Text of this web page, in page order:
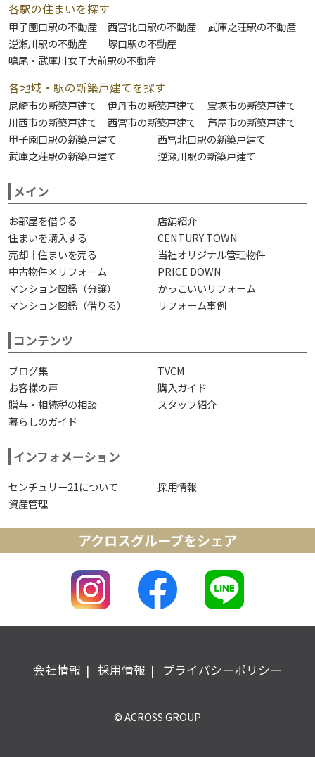
各駅の住まいを探す
甲子園口駅の不動産 西宮北口駅の不動産
武庫之荘駅の不動産
逆瀬川駅の不動産
塚口駅の不動産
鳴尾・武庫川女子大前駅の不動産
各地域・駅の新築戸建てを探す
尼崎市の新築戸建て 伊丹市の新築戸建て
宝塚市の新築戸建て
川西市の新築戸建て
西宮市の新築戸建て
芦屋市の新築戸建て
甲子園口駅の新築戸建て
西宮北口駅の新築戸建て
武庫之荘駅の新築戸建て
逆瀬川駅の新築戸建て
メイン
お部屋を借りる
店舗紹介
住まいを購入する
CENTURY TOWN
売却｜住まいを売る
当社オリジナル管理物件
中古物件×リフォーム
PRICE DOWN
マンション図鑑（分譲）
かっこいいリフォーム
マンション図鑑（借りる）
リフォーム事例
コンテンツ
ブログ集
TVCM
お客様の声
購入ガイド
贈与・相続税の相談
スタッフ紹介
暮らしのガイド
インフォメーション
センチュリー21について
採用情報
資産管理
アクロスグループをシェア
会社情報 採用情報 プライバシーポリシー
© ACROSS GROUP